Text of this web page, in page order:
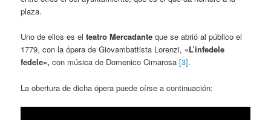
plaza.
Uno de ellos es elteatro Mercadanteque se abrió al público el
1779, con la ópera de Giovambattista Lorenzi, «L’infedele
fedele», con música de Domenico Cimarosa [3].
La obertura de dicha ópera puede oírse a continuación: